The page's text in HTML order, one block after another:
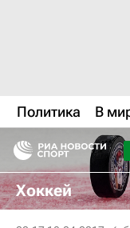
Политика В
Хоккей